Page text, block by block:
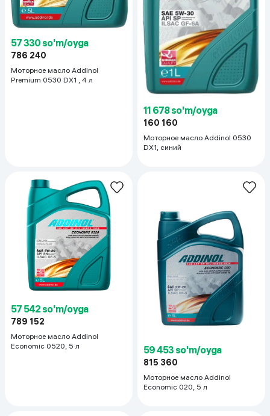
57 330 so'm/oyga
786 240
Моторное масло Addinol
Premium 0530 DX1 , 4 л
11 678 so'm/oyga
160 160
Моторное масло Addinol 0530
DX1, синий
57 542 so'm/oyga
789 152
Моторное масло Addinol
Economic 0520, 5 л
59 453 so'm/oyga
815 360
Моторное масло Addinol
Economic 020, 5 л